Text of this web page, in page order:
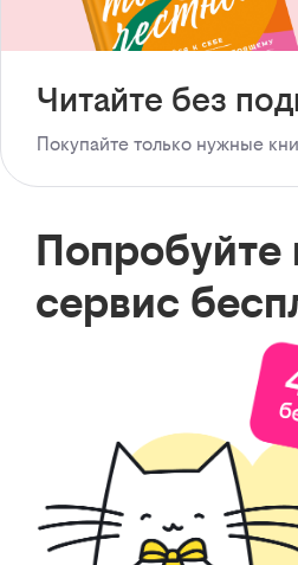
Читайте без
Покупайте только нужные
Попробуйте
сервис